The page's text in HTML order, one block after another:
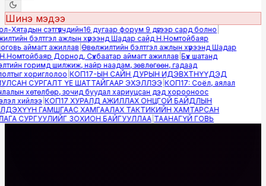
Шинэ мэдээ
сэтгүүлчдийн16 дугаар форум 9 дүгээр сард болно|
бэлтгэл ажлын хүрээнд Шадар сайд Н.Номтойбаяр
аймагт ажиллав|Өвөлжилтийн бэлтгэл ажлын хүрээнд Шадар
Дорнод, Сүхбаатар аймагт ажиллав|Бүх шатанд
горимд шилжиж, найр наадам, зөвлөгөөн, гадаад
хориглолоо|КОП17-ЫН САЙН ДУРЫН ИДЭВХТНҮҮДЭД
СУРГАЛТ ҮЕ ШАТТАЙГААР ЭХЭЛЛЭЭ|КОП17: Соёл, аялал
хөтөлбөр, зочид буудал хариуцсан дэд хорооноос
хийлээ|КОП17 ХУРАЛД АЖИЛЛАХ ОНЦГОЙ БАЙДЛЫН
ГАМШГААС ХАМГААЛАХ ТАКТИКИЙН ХАМТАРСАН
СУРГУУЛИЙГ ЗОХИОН БАЙГУУЛЛАА|ТААНАГҮЙ ГОВЬ